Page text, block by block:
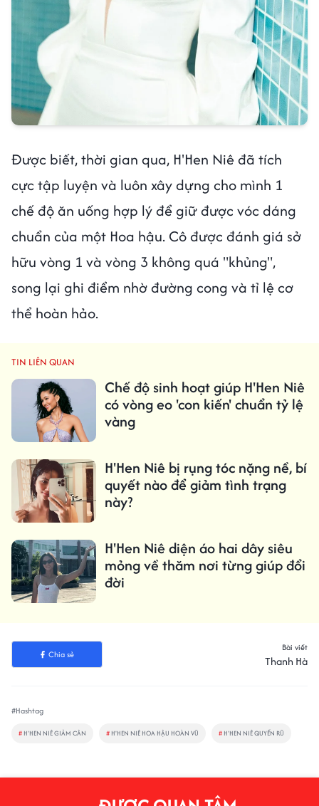
Được biết, thời gian qua, H'Hen Niê đã tích
cực tập luyện và luôn xây dựng cho mình 1
chế độ ăn uống hợp lý để giữ được vóc dáng
chuẩn của một Hoa hậu. Cô được đánh giá sở
hữu vòng 1 và vòng 3 không quá "khủng",
song lại ghi điểm nhờ đường cong và tỉ lệ cơ
thể hoàn hảo.
TIN LIÊN QUAN
Chế độ sinh hoạt giúp H'Hen Niê
có vòng eo 'con kiến' chuẩn tỷ lệ
vàng
H'Hen Niê bị rụng tóc nặng nề, bí
quyết nào để giảm tình trạng
này?
H'Hen Niê diện áo hai dây siêu
mỏng về thăm nơi từng giúp đổi
đời
Chia sẻ
Bài viết
Thanh Hà
#Hashtag
# H'HEN NIÊ GIẢM CÂN # H'HEN NIÊ HOA HẬU HOÀN VŨ # H'HEN NIÊ QUYẾN RŨ